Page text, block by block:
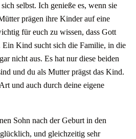
selbst. Ich genieße es, wenn sie
prägen ihre Kinder auf eine
für euch zu wissen, dass Gott
Ein Kind sucht sich die Familie, in die
nicht aus. Es hat nur diese beiden
und du als Mutter prägst das Kind.
und auch durch deine eigene
Sohn nach der Geburt in den
und gleichzeitig sehr